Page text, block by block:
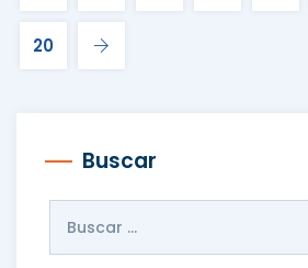
20
Buscar